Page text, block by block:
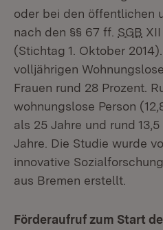
oder bei den öffentlichen
nach den §§ 67 ff. SGB
(Stichtag 1. Oktober
volljährigen
Frauen rund 28 Prozent.
wohnungslose Person
als 25 Jahre und rund
Jahre. Die Studie wurde
innovative
aus Bremen erstellt.
Förderaufruf zum Start